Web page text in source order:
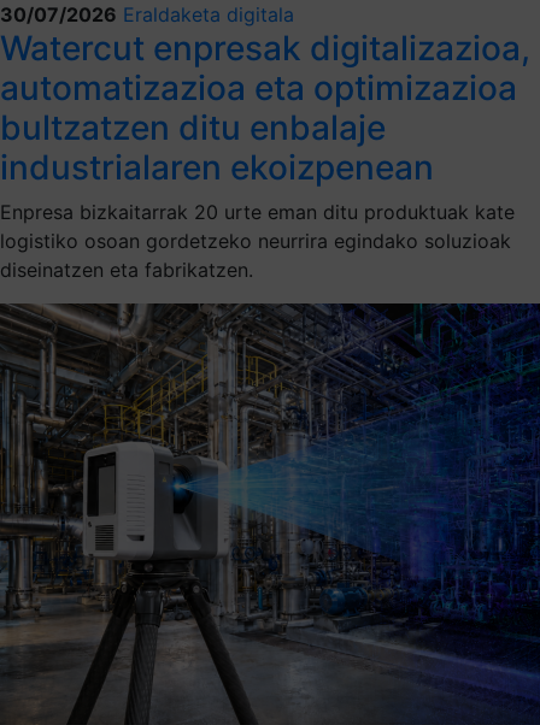
30/07/2026 Eraldaketa digitala
Watercut enpresak digitalizazioa,
automatizazioa eta optimizazioa
bultzatzen ditu enbalaje
industrialaren ekoizpenean
Enpresa bizkaitarrak 20 urte eman ditu produktuak kate
logistiko osoan gordetzeko neurrira egindako soluzioak
diseinatzen eta fabrikatzen.